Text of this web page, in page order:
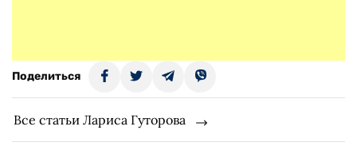
Поделиться
Все статьи Лариса Гуторова